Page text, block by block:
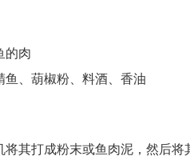
的肉
、葫椒粉、料酒、香油
其打成粉末或鱼肉泥，然后将